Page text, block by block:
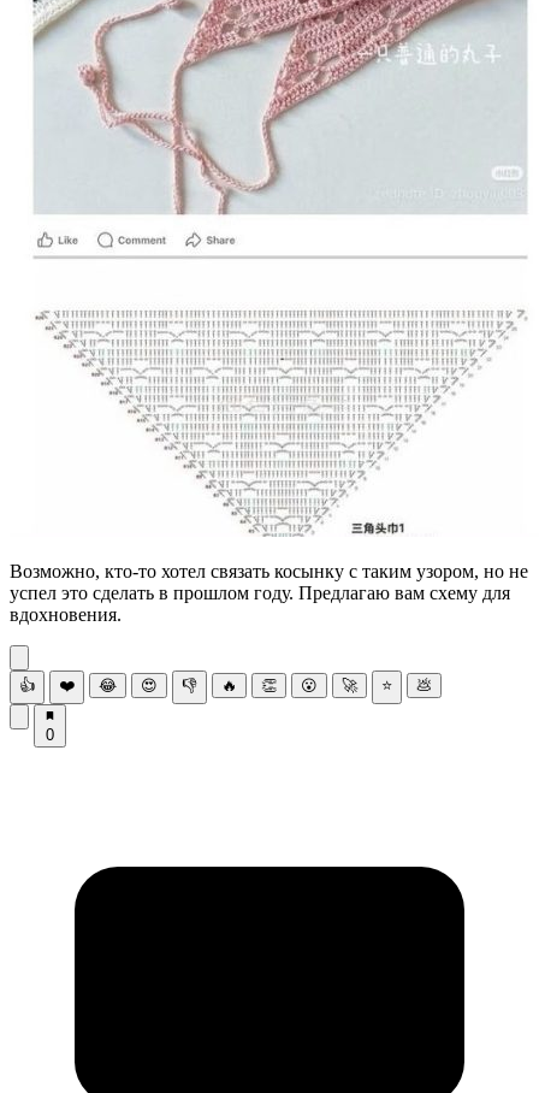
Возможно, кто-то хотел связать косынку с таким узором, но не
успел это сделать в прошлом году. Предлагаю вам схему для
вдохновения.
👍 ❤️ 😂 😍 👎 🔥 👏 😮 🚀 ⭐ 💩
0